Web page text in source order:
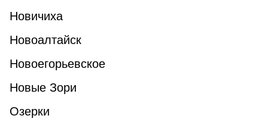
Новичиха
Новоалтайск
Новоегорьевское
Новые Зори
Озерки